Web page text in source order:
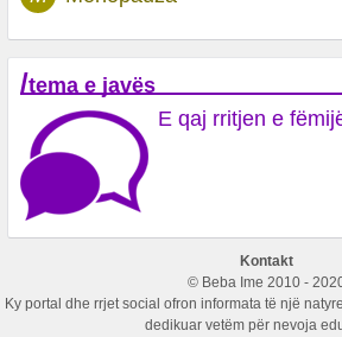
/tema e javës
E qaj rritjen e
Kontakt
© Beba Ime 2010 -
Ky portal dhe rrjet social ofron informata të një
dedikuar vetëm për nevoja